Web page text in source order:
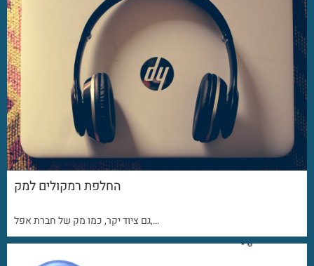
החלפת רמקולים למק
גם ציוד יקר, כמו מק של חברת אפל,…